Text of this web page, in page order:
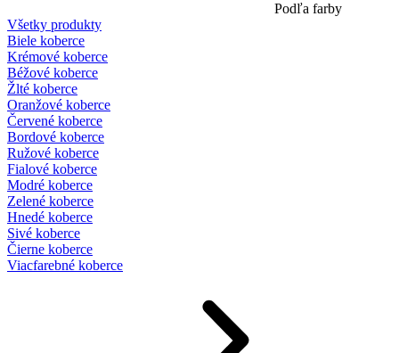
Podľa farby
Všetky produkty
Biele koberce
Krémové koberce
Béžové koberce
Žlté koberce
Oranžové koberce
Červené koberce
Bordové koberce
Ružové koberce
Fialové koberce
Modré koberce
Zelené koberce
Hnedé koberce
Sivé koberce
Čierne koberce
Viacfarebné koberce